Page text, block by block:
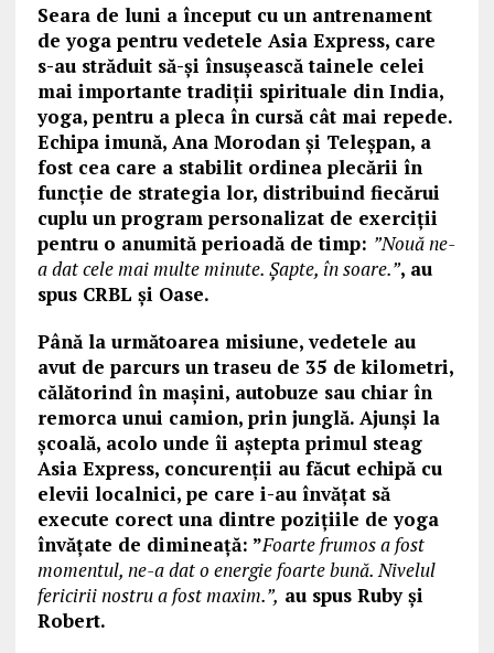
Seara de luni a început cu un antrenament
de yoga pentru vedetele Asia Express, care
s-au străduit să-și însușească tainele celei
mai importante tradiții spirituale din India,
yoga, pentru a pleca în cursă cât mai repede.
Echipa imună, Ana Morodan și Teleșpan, a
fost cea care a stabilit ordinea plecării în
funcție de strategia lor, distribuind fiecărui
cuplu un program personalizat de exerciții
pentru o anumită perioadă de timp: ”Nouă ne-
a dat cele mai multe minute. Șapte, în soare.”, au
spus CRBL și Oase.
Până la următoarea misiune, vedetele au
avut de parcurs un traseu de 35 de kilometri,
călătorind în mașini, autobuze sau chiar în
remorca unui camion, prin junglă. Ajunși la
școală, acolo unde îi aștepta primul steag
Asia Express, concurenții au făcut echipă cu
elevii localnici, pe care i-au învățat să
execute corect una dintre pozițiile de yoga
învățate de dimineață: ”Foarte frumos a fost
momentul, ne-a dat o energie foarte bună. Nivelul
fericirii nostru a fost maxim.”, au spus Ruby și
Robert.